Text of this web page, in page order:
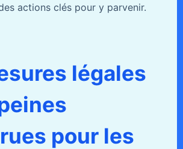
actions clés pour y parvenir.
légales
pour les